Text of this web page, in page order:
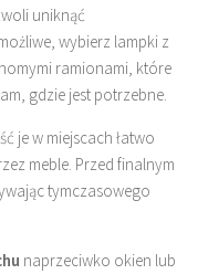
uniknąć
wybierz lampki z
ramionami, które
gdzie jest potrzebne.
je w miejscach łatwo
meble. Przed finalnym
tymczasowego
naprzeciwko okien lub